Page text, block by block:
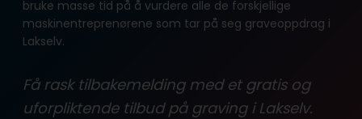
bruke masse tid på å vurdere alle de forskjellige
maskinentreprenørene som tar på seg graveoppdrag i
Lakselv.
Få rask tilbakemelding med et gratis og
uforpliktende tilbud på graving i Lakselv.